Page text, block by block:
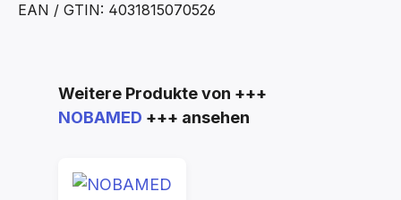
EAN / GTIN: 4031815070526
Produktgalerie überspringen
Weitere Produkte von +++
NOBAMED +++ ansehen